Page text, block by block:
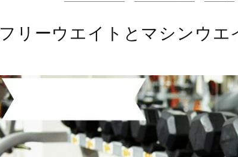
フリーウエイトとマシンウ